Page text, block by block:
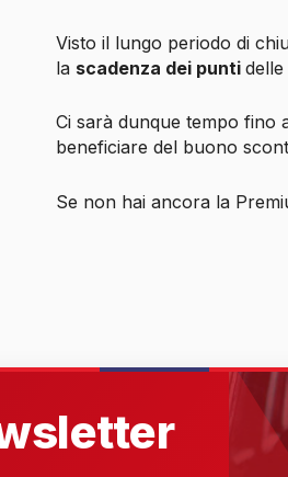
Visto il lungo periodo di
la scadenza dei punti delle
Ci sarà dunque tempo fino
beneficiare del buono
Se non hai ancora la